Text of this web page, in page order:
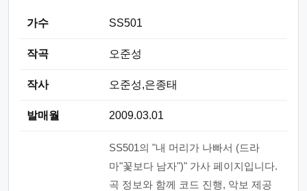
가수 SS501
작곡 오준성
작사 오준성,은종태
발매월 2009.03.01
SS501의 "내 머리가 나빠서 (드라
마"꽃보다 남자")" 가사 페이지입니다.
곡 정보와 함께 코드 진행, 악보 제공